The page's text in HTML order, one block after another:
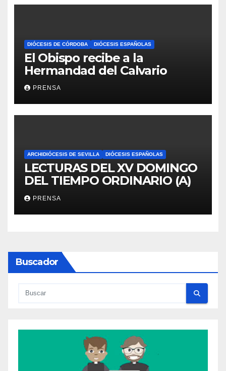
DIÓCESIS DE CÓRDOBA DIÓCESIS ESPAÑOLAS
El Obispo recibe a la
Hermandad del Calvario
PRENSA
ARCHIDIÓCESIS DE SEVILLA DIÓCESIS ESPAÑOLAS
LECTURAS DEL XV DOMINGO
DEL TIEMPO ORDINARIO (A)
PRENSA
Buscador